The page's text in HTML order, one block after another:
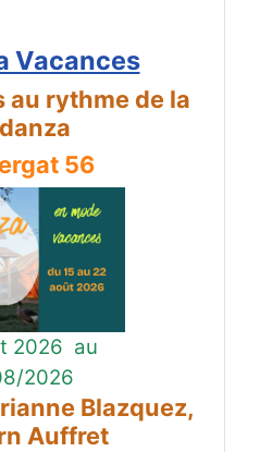
Vacances
au rythme de la
56
2026 au
2026
Blazquez,
Auffret